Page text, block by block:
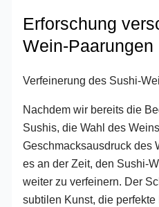
Erforschung
Wein-Paarungen
Verfeinerung des Sushi-
Nachdem wir bereits die
Sushis, die Wahl des
Geschmacksausdruck des
es an der Zeit, den Sushi-
weiter zu verfeinern. Der
subtilen Kunst, die